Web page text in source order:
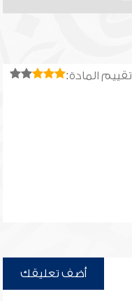
تقييم المادة:
أضف تعليقك